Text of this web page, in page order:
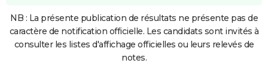
NB : La présente publication de résultats ne présente pas de
caractère de notification officielle. Les candidats sont invités à
consulter les listes d'affichage officielles ou leurs relevés de
notes.